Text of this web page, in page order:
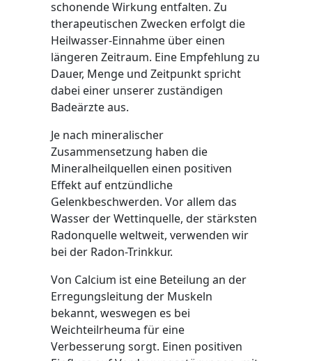
schonende Wirkung entfalten. Zu
therapeutischen Zwecken erfolgt die
Heilwasser-Einnahme über einen
längeren Zeitraum. Eine Empfehlung zu
Dauer, Menge und Zeitpunkt spricht
dabei einer unserer zuständigen
Badeärzte aus.
Je nach mineralischer
Zusammensetzung haben die
Mineralheilquellen einen positiven
Effekt auf entzündliche
Gelenkbeschwerden. Vor allem das
Wasser der Wettinquelle, der stärksten
Radonquelle weltweit, verwenden wir
bei der Radon-Trinkkur.
Von Calcium ist eine Beteilung an der
Erregungsleitung der Muskeln
bekannt, weswegen es bei
Weichteilrheuma für eine
Verbesserung sorgt. Einen positiven